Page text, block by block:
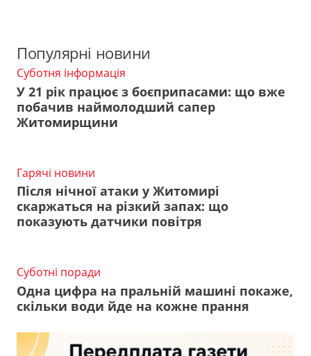
Популярні новини
Суботня інформація
У 21 рік працює з боєприпасами: що вже
побачив наймолодший сапер
Житомирщини
Гарячі новини
Після нічної атаки у Житомирі
скаржаться на різкий запах: що
показують датчики повітря
Суботні поради
Одна цифра на пральній машині покаже,
скільки води йде на кожне прання